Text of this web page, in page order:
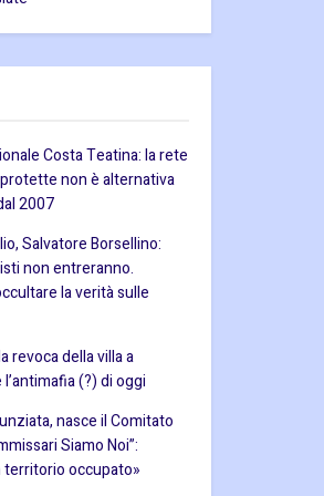
Costa Teatina: la rete
non è alternativa
2007
Salvatore Borsellino:
non entreranno.
la verità sulle
revoca della villa a
(?) di oggi
nasce il Comitato
Siamo Noi”:
territorio occupato»